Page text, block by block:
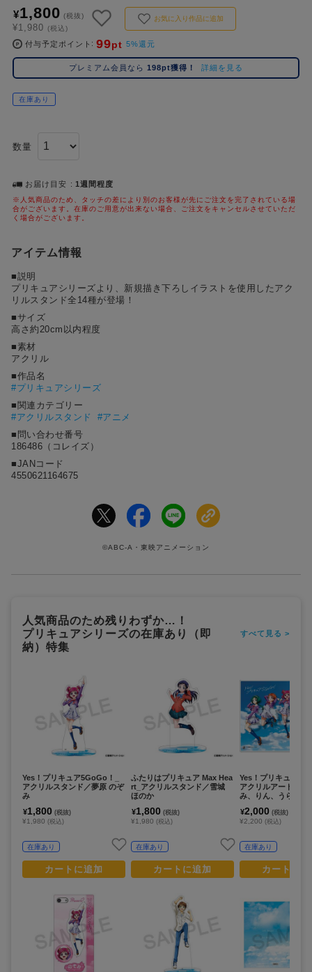
コ
レ
イ
ズ
注
ー
ー
ド
2位 #ハイキュー!!
3位
¥1,800 (税抜)
¥1,980 (税込)
お気に入り作品に追加
付与予定ポイント 99pt 5%還元
プレミアム会員なら 198pt獲得！ 詳細を見る
在庫あり
数量
お届け目安 1週間程度
※人気商品のため、タッチの差により別のお客様が先にご注文を完了されている場
合がございます。在庫のご用意が出来ない場合、ご注文をキャンセルさせていただ
く場合がございます。
アイテム情報
■説明
プリキュアシリーズより、新規描き下ろしイラストを使用したアク
リルスタンド全14種が登場！
■サイズ
高さ約20cm以内程度
■素材
アクリル
■作品名
#プリキュアシリーズ
■関連カテゴリー
#アクリルスタンド
#アニメ
■問い合わせ番号
186486（コレイズ）
■JANコード
4550621164675
©ABC-A・東映アニメーション
人気商品のため残りわずか…！
プリキュアシリーズの在庫あり（即
納）特集
すべて見る >
Yes！プリキュア5GoGo！_
アクリルスタンド／夢原 のぞ
み
¥1,800 (税抜)
¥1,980 (税込)
在庫あり
カートに追加
ふたりはプリキュア Max Hea
rt_アクリルスタンド／雪城
ほのか
¥1,800 (税抜)
¥1,980 (税込)
在庫あり
カートに追加
Yes！プリキュア
アクリルアートパネ
み、りん、うらら、
¥2,000 (税抜)
¥2,200 (税込)
在庫あり
カートに